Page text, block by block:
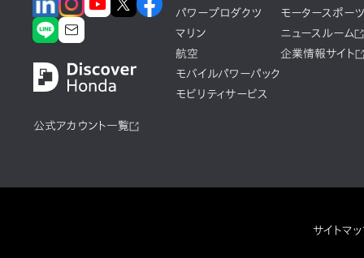
公式アカウント一覧
パワープロダクツ
マリン
航空
モバイルパワーパック
モビリティサービス
モータースポーツ
ニュースルーム
企業情報サイト
サイトマ